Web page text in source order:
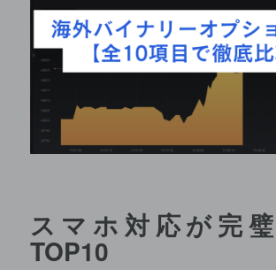
スマホ対応が完
TOP10